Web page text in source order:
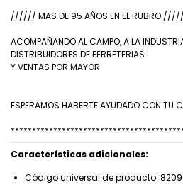
////// MAS DE 95 AÑOS EN EL RUBRO
ACOMPAÑANDO AL CAMPO, A LA
DISTRIBUIDORES DE FERRETERIAS
Y VENTAS POR MAYOR
ESPERAMOS HABERTE AYUDADO CON TU
Características adicionales:
Código universal de producto: